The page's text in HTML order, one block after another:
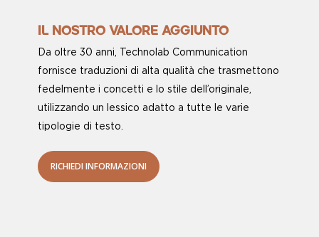
IL NOSTRO VALORE AGGIUNTO
Da oltre 30 anni, Technolab Communication
fornisce traduzioni di alta qualità che trasmettono
fedelmente i concetti e lo stile dell’originale,
utilizzando un lessico adatto a tutte le varie
tipologie di testo.
RICHIEDI INFORMAZIONI